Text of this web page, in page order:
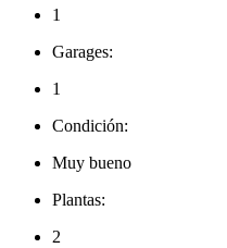
1
Garages:
1
Condición:
Muy bueno
Plantas:
2